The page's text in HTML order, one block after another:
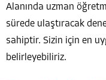
Alanında uzman
sürede ulaştıracak
sahiptir. Sizin için en
belirleyebiliriz.